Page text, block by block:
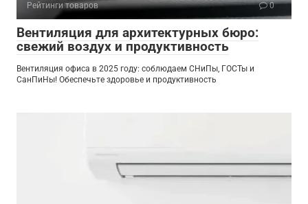
Рейтинги товаров 0
Вентиляция для архитектурных бюро:
свежий воздух и продуктивность
Вентиляция офиса в 2025 году: соблюдаем СНиПы, ГОСТы и
СанПиНы! Обеспечьте здоровье и продуктивность